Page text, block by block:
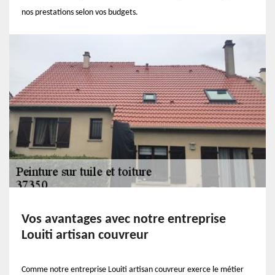
nos prestations selon vos budgets.
Vos avantages avec notre entreprise
Louiti artisan couvreur
Comme notre entreprise Louiti artisan couvreur exerce le métier